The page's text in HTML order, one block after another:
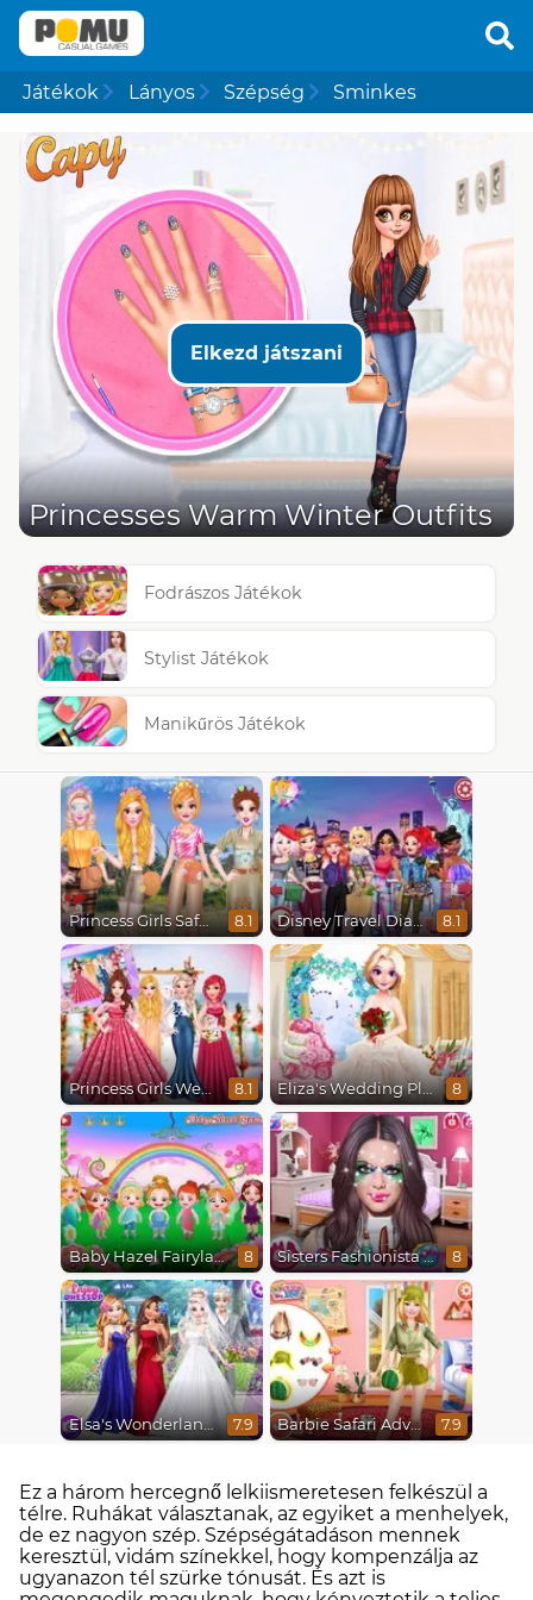
Játékok Lányos Szépség Sminkes
Elkezd játszani
Princesses Warm Winter Outfits
Fodrászos Játékok
Stylist Játékok
Manikűrös Játékok
Princess Girls Safari Trip 8.1 Disney Travel Diaries: City Break 8.1
Princess Girls Wedding Trip 8.1 Eliza's Wedding Planner 8
Baby Hazel Fairyland Ballet 8 Sisters Fashionista Makeup 8
Elsa's Wonderland Wedding 7.9 Barbie Safari Adventure 7.9
Ez a három hercegnő lelkiismeretesen felkészül a
télre. Ruhákat választanak, az egyiket a menhelyek,
de ez nagyon szép. Szépségátadáson mennek
keresztül, vidám színekkel, hogy kompenzálja az
ugyanazon tél szürke tónusát. És azt is